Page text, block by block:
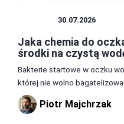
30.07.2026
Jaka chemia do
środki na czystą
Bakterie startowe w oczku
której nie wolno
Piotr Majchrzak